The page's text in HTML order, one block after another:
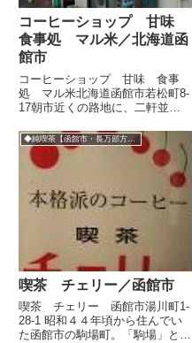
コーヒーショップ 甘味
食事処 マル米／北海道函
館市
コーヒーショップ 甘味 食事
処 マル米北海道函館市若松町8-
17朝市近くの路地に、二軒並ん
ル米。どちらも観光客ではなく地
元のお客中心と思われますがとり
あえず喫茶の方へ。実は朝方にも
来たのですが、食堂のみ営業し
て...
◆純喫茶【函館市・長万部方面】
喫茶 チェリー／函館市
喫茶 チェリー 函館市湯川町1-
28-1 昭和４４年頃から住んでい
た函館市の駒場町。「駒場」とは